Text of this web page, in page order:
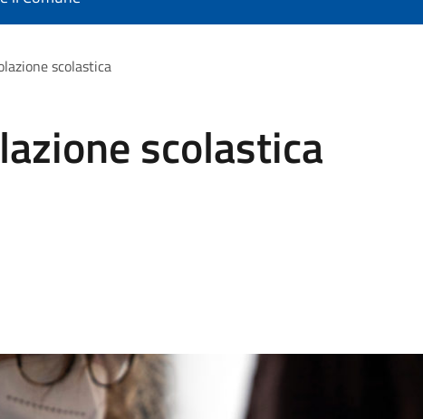
scolastica
scolastica